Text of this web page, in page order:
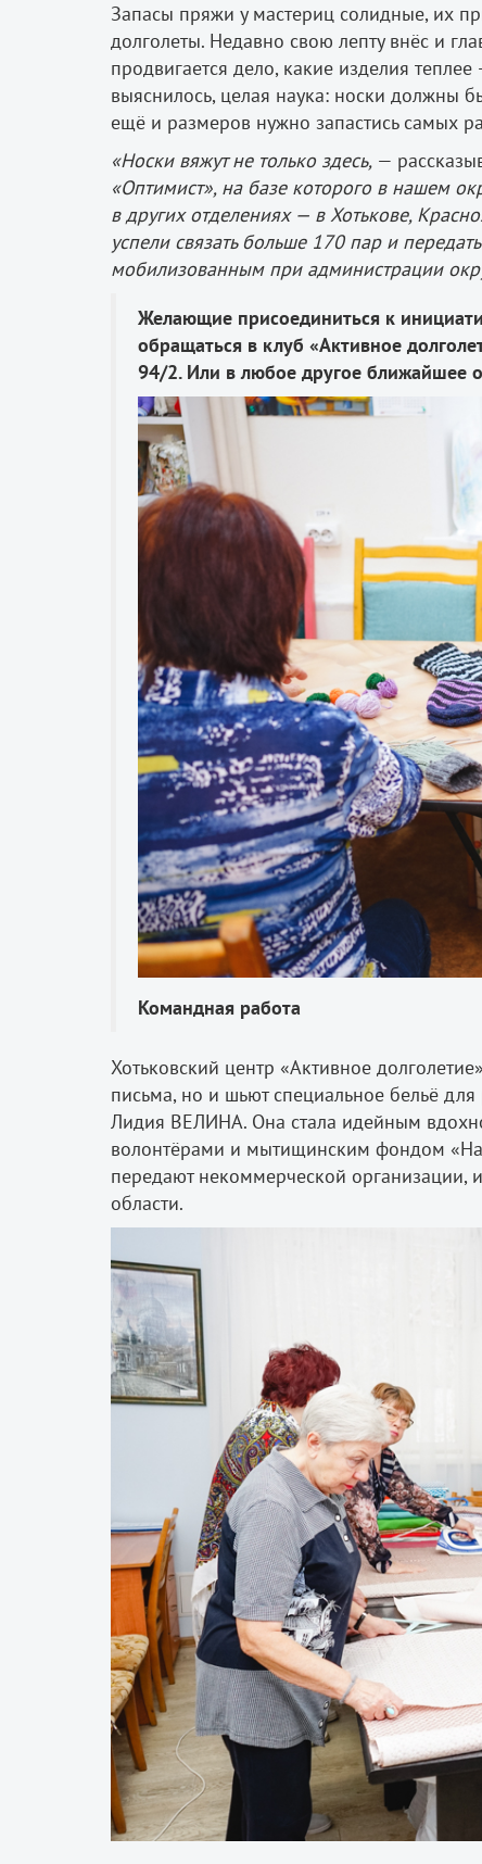
Запасы пряжи у мастериц солидные, их
долголеты. Недавно свою лепту внёс и
продвигается дело, какие изделия
выяснилось, целая наука: носки должны
ещё и размеров нужно запастись самых
«Носки вяжут не только здесь, —
«Оптимист», на базе которого в нашем
в других отделениях — в Хотькове,
успели связать больше 170 пар и
мобилизованным при администрации
Желающие присоединиться к
обращаться в клуб «Активное
94/2. Или в любое другое ближайшее
Командная работа
Хотьковский центр «Активное
письма, но и шьют специальное бельё
Лидия ВЕЛИНА. Она стала идейным
волонтёрами и мытищинским фондом
передают некоммерческой организации,
области.